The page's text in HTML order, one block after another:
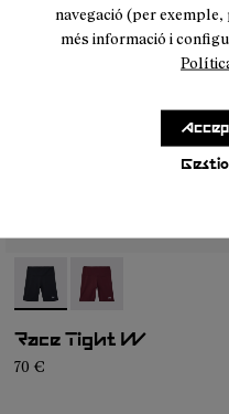
navegació (per
més informació i
- NC4ST1W-001- NC4ST1W-002
Race Tight W
70 €